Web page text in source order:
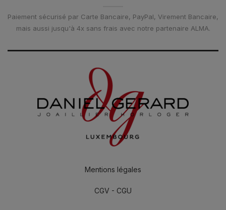
Paiement sécurisé par Carte Bancaire, PayPal, Virement Bancaire,
mais aussi jusqu'à 4x sans frais avec notre partenaire ALMA.
Mentions légales
CGV - CGU